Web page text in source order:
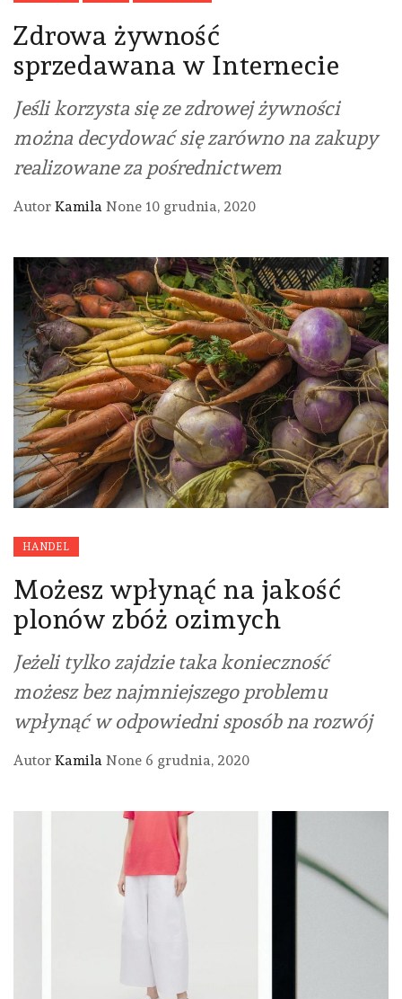
Zdrowa żywność
sprzedawana w Internecie
Jeśli korzysta się ze zdrowej żywności
można decydować się zarówno na zakupy
realizowane za pośrednictwem
Autor Kamila None 10 grudnia, 2020
HANDEL
Możesz wpłynąć na jakość
plonów zbóż ozimych
Jeżeli tylko zajdzie taka konieczność
możesz bez najmniejszego problemu
wpłynąć w odpowiedni sposób na rozwój
Autor Kamila None 6 grudnia, 2020